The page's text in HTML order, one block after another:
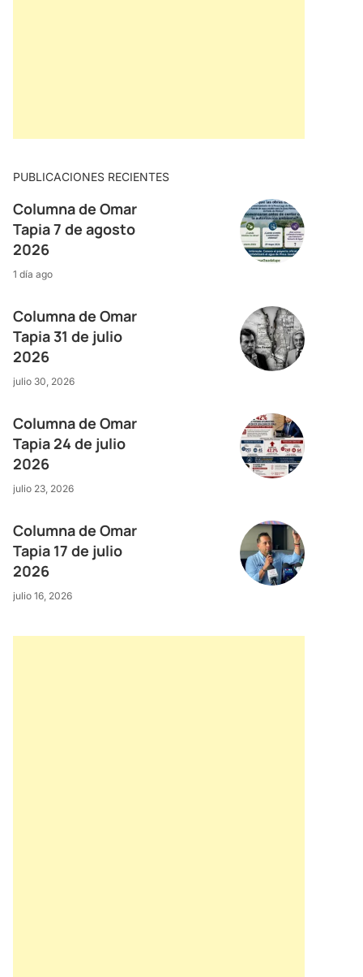
PUBLICACIONES RECIENTES
Columna de Omar
Tapia 7 de agosto
2026
1 día ago
Columna de Omar
Tapia 31 de julio
2026
julio 30, 2026
Columna de Omar
Tapia 24 de julio
2026
julio 23, 2026
Columna de Omar
Tapia 17 de julio
2026
julio 16, 2026